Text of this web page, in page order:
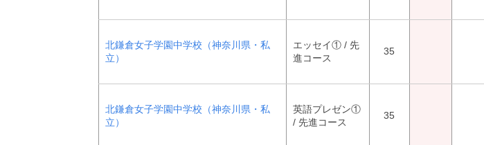
北鎌倉女子学園中学校（神奈川県・私
立）
エッセイ① / 先
進コース
35
北鎌倉女子学園中学校（神奈川県・私
立）
英語プレゼン①
/ 先進コース
35